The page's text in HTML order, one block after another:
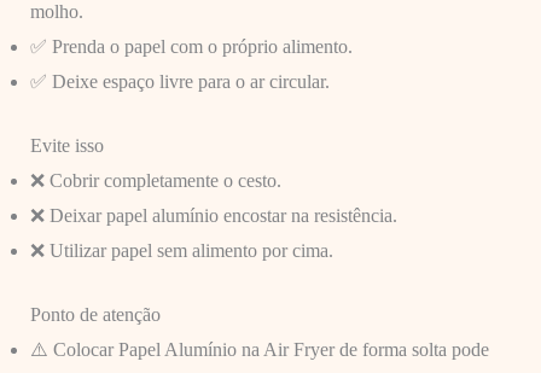
molho.
✅ Prenda o papel com o próprio alimento.
✅ Deixe espaço livre para o ar circular.
Evite isso
❌ Cobrir completamente o cesto.
❌ Deixar papel alumínio encostar na resistência.
❌ Utilizar papel sem alimento por cima.
Ponto de atenção
⚠️ Colocar Papel Alumínio na Air Fryer de forma solta pode